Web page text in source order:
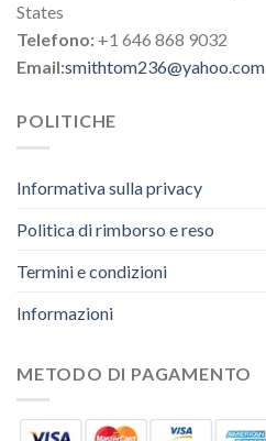
States
Telefono: +1 646 868 9032
Email:smithtom236@yahoo.com
POLITICHE
Informativa sulla privacy
Politica di rimborso e reso
Termini e condizioni
Informazioni
METODO DI PAGAMENTO